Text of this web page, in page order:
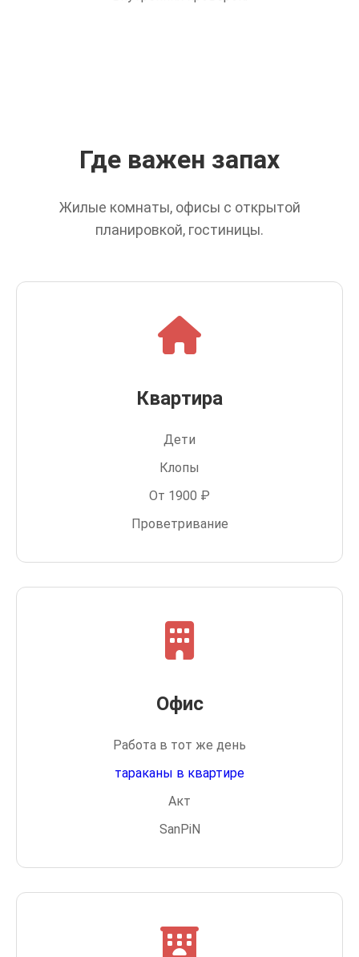
Где важен запах
Жилые комнаты, офисы с открытой
планировкой, гостиницы.
Квартира
Дети
Клопы
От 1900 ₽
Проветривание
Офис
Работа в тот же день
тараканы в квартире
Акт
SanPiN